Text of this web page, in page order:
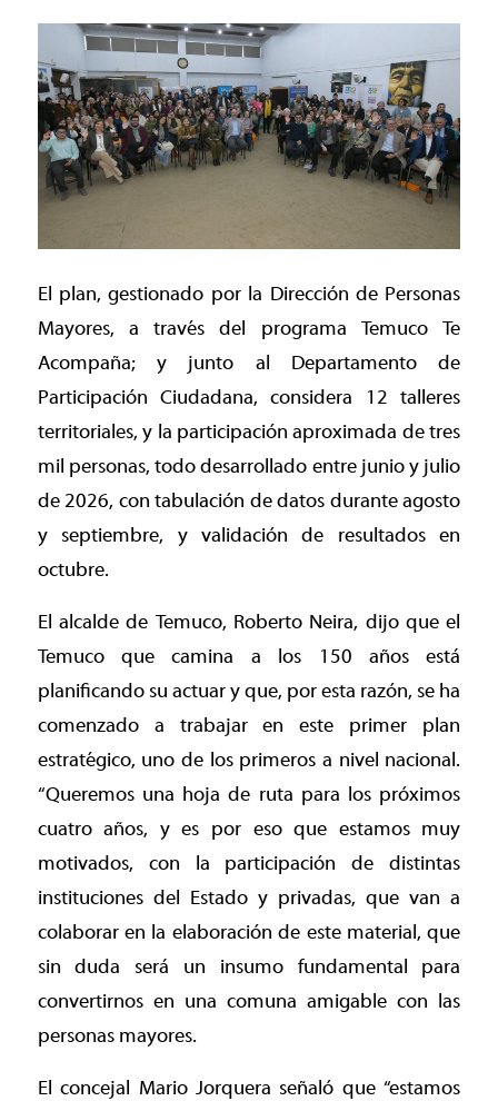
El plan, gestionado por la Dirección de Personas
Mayores, a través del programa Temuco Te
Acompaña; y junto al Departamento de
Participación Ciudadana, considera 12 talleres
territoriales, y la participación aproximada de tres
mil personas, todo desarrollado entre junio y julio
de 2026, con tabulación de datos durante agosto
y septiembre, y validación de resultados en
octubre.
El alcalde de Temuco, Roberto Neira, dijo que el
Temuco que camina a los 150 años está
planificando su actuar y que, por esta razón, se ha
comenzado a trabajar en este primer plan
estratégico, uno de los primeros a nivel nacional.
“Queremos una hoja de ruta para los próximos
cuatro años, y es por eso que estamos muy
motivados, con la participación de distintas
instituciones del Estado y privadas, que van a
colaborar en la elaboración de este material, que
sin duda será un insumo fundamental para
convertirnos en una comuna amigable con las
personas mayores.
El concejal Mario Jorquera señaló que “estamos